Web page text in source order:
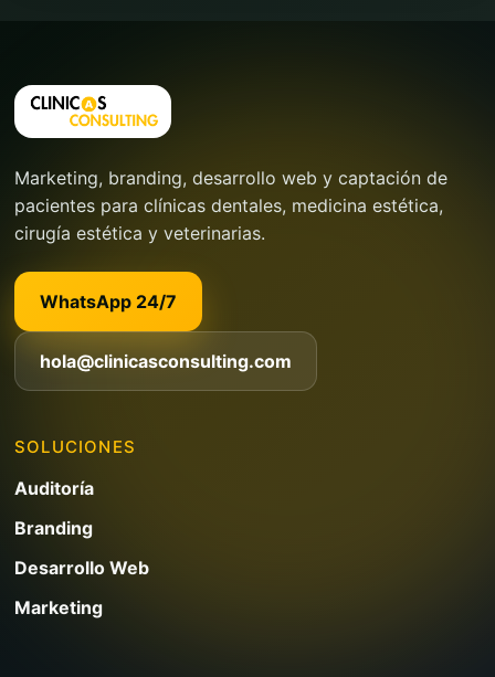
Marketing, branding, desarrollo web y captación de
pacientes para clínicas dentales, medicina estética,
cirugía estética y veterinarias.
WhatsApp 24/7
hola@clinicasconsulting.com
SOLUCIONES
Auditoría
Branding
Desarrollo Web
Marketing